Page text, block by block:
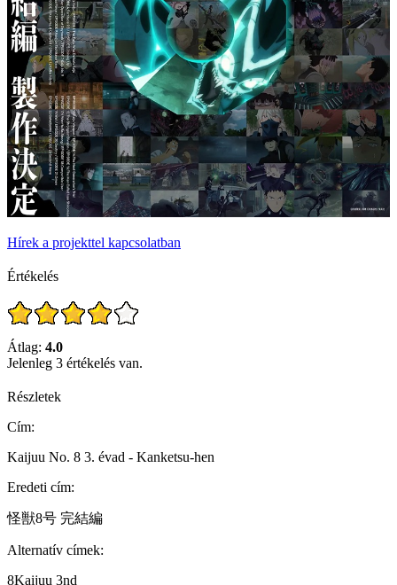
Hírek a projekttel kapcsolatban
Értékelés
Átlag: 4.0
Jelenleg 3 értékelés van.
Részletek
Cím:
Kaijuu No. 8 3. évad - Kanketsu-hen
Eredeti cím:
怪獣8号 完結編
Alternatív címek:
8Kaijuu 3nd